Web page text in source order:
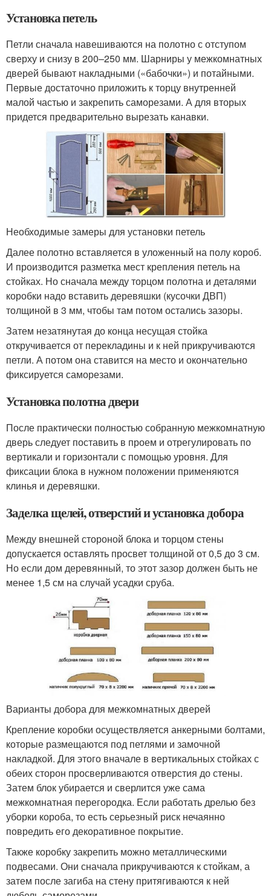
Установка петель
Петли сначала навешиваются на полотно с отступом
сверху и снизу в 200–250 мм. Шарниры у межкомнатных
дверей бывают накладными («бабочки») и потайными.
Первые достаточно приложить к торцу внутренней
малой частью и закрепить саморезами. А для вторых
придется предварительно вырезать канавки.
Необходимые замеры для установки петель
Далее полотно вставляется в уложенный на полу короб.
И производится разметка мест крепления петель на
стойках. Но сначала между торцом полотна и деталями
коробки надо вставить деревяшки (кусочки ДВП)
толщиной в 3 мм, чтобы там потом остались зазоры.
Затем незатянутая до конца несущая стойка
откручивается от перекладины и к ней прикручиваются
петли. А потом она ставится на место и окончательно
фиксируется саморезами.
Установка полотна двери
После практически полностью собранную межкомнатную
дверь следует поставить в проем и отрегулировать по
вертикали и горизонтали с помощью уровня. Для
фиксации блока в нужном положении применяются
клинья и деревяшки.
Заделка щелей, отверстий и установка добора
Между внешней стороной блока и торцом стены
допускается оставлять просвет толщиной от 0,5 до 3 см.
Но если дом деревянный, то этот зазор должен быть не
менее 1,5 см на случай усадки сруба.
Варианты добора для межкомнатных дверей
Крепление коробки осуществляется анкерными болтами,
которые размещаются под петлями и замочной
накладкой. Для этого вначале в вертикальных стойках с
обеих сторон просверливаются отверстия до стены.
Затем блок убирается и сверлится уже сама
межкомнатная перегородка. Если работать дрелью без
уборки короба, то есть серьезный риск нечаянно
повредить его декоративное покрытие.
Также коробку закрепить можно металлическими
подвесами. Они сначала прикручиваются к стойкам, а
затем после загиба на стену притягиваются к ней